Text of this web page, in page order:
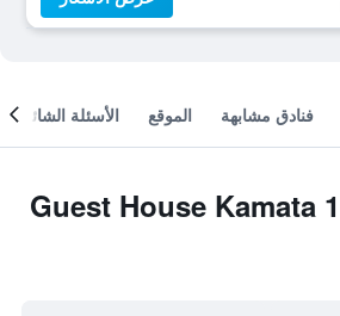
فنادق مشابهة الموقع الأسئلة الشائعة
أفضل صفقات Guest House Kamata 1